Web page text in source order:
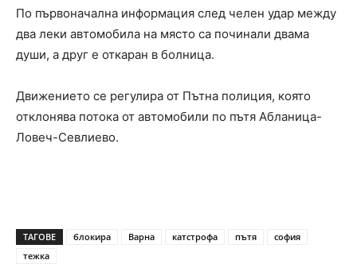
По първоначална информация след челен удар между
два леки автомобила на място са починали двама
души, а друг е откаран в болница.
Движението се регулира от Пътна полиция, която
отклонява потока от автомобили по пътя Абланица-
Ловеч-Севлиево.
ТАГОВЕ блокира Варна катстрофа пътя
софия
тежка